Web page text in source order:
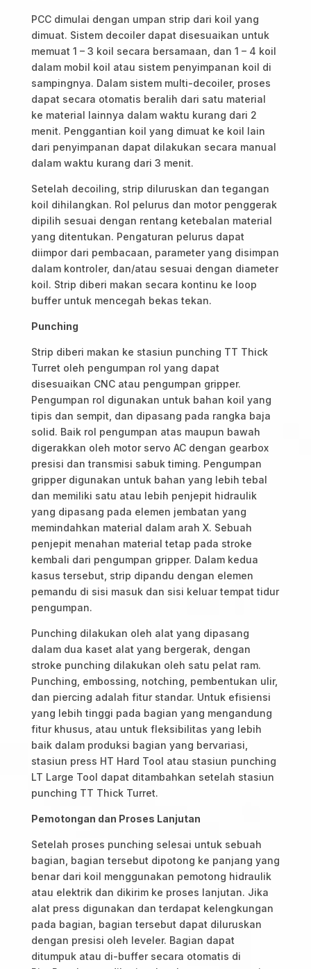
PCC dimulai dengan umpan strip dari koil yang
dimuat. Sistem decoiler dapat disesuaikan untuk
memuat 1 – 3 koil secara bersamaan, dan 1 – 4 koil
dalam mobil koil atau sistem penyimpanan koil di
sampingnya. Dalam sistem multi-decoiler, proses
dapat secara otomatis beralih dari satu material
ke material lainnya dalam waktu kurang dari 2
menit. Penggantian koil yang dimuat ke koil lain
dari penyimpanan dapat dilakukan secara manual
dalam waktu kurang dari 3 menit.
Setelah decoiling, strip diluruskan dan tegangan
koil dihilangkan. Rol pelurus dan motor penggerak
dipilih sesuai dengan rentang ketebalan material
yang ditentukan. Pengaturan pelurus dapat
diimpor dari pembacaan, parameter yang disimpan
dalam kontroler, dan/atau sesuai dengan diameter
koil. Strip diberi makan secara kontinu ke loop
buffer untuk mencegah bekas tekan.
Punching
Strip diberi makan ke stasiun punching TT Thick
Turret oleh pengumpan rol yang dapat
disesuaikan CNC atau pengumpan gripper.
Pengumpan rol digunakan untuk bahan koil yang
tipis dan sempit, dan dipasang pada rangka baja
solid. Baik rol pengumpan atas maupun bawah
digerakkan oleh motor servo AC dengan gearbox
presisi dan transmisi sabuk timing. Pengumpan
gripper digunakan untuk bahan yang lebih tebal
dan memiliki satu atau lebih penjepit hidraulik
yang dipasang pada elemen jembatan yang
memindahkan material dalam arah X. Sebuah
penjepit menahan material tetap pada stroke
kembali dari pengumpan gripper. Dalam kedua
kasus tersebut, strip dipandu dengan elemen
pemandu di sisi masuk dan sisi keluar tempat tidur
pengumpan.
Punching dilakukan oleh alat yang dipasang
dalam dua kaset alat yang bergerak, dengan
stroke punching dilakukan oleh satu pelat ram.
Punching, embossing, notching, pembentukan ulir,
dan piercing adalah fitur standar. Untuk efisiensi
yang lebih tinggi pada bagian yang mengandung
fitur khusus, atau untuk fleksibilitas yang lebih
baik dalam produksi bagian yang bervariasi,
stasiun press HT Hard Tool atau stasiun punching
LT Large Tool dapat ditambahkan setelah stasiun
punching TT Thick Turret.
Pemotongan dan Proses Lanjutan
Setelah proses punching selesai untuk sebuah
bagian, bagian tersebut dipotong ke panjang yang
benar dari koil menggunakan pemotong hidraulik
atau elektrik dan dikirim ke proses lanjutan. Jika
alat press digunakan dan terdapat kelengkungan
pada bagian, bagian tersebut dapat diluruskan
dengan presisi oleh leveler. Bagian dapat
ditumpuk atau di-buffer secara otomatis di